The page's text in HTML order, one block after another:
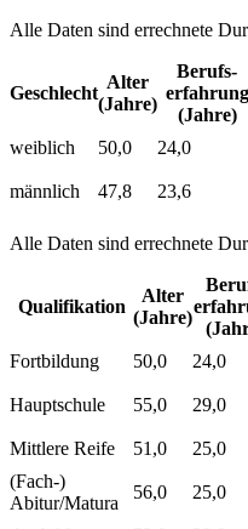
Alle Daten sind errechnete
Geschlecht
Alter
(Jahre)
Berufs­
erfahrung
(Jahre)
weiblich 50,0 24,0
männlich
47,8 23,6
Alle Daten sind errechnete
Qualifikation
Alter
(Jahre)
Fortbildung 50,0 24,0
Hauptschule
55,0 29,0
Mittlere Reife
51,0 25,0
(Fach-)
Abitur/Matura
56,0 25,0